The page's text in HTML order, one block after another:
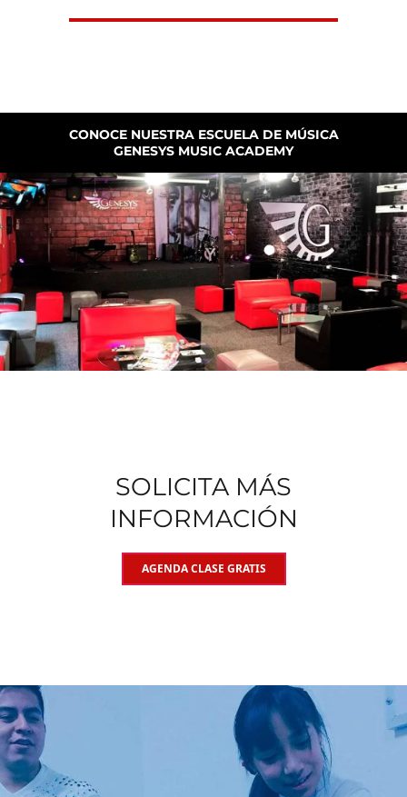
CONOCE NUESTRA ESCUELA DE MÚSICA
GENESYS MUSIC ACADEMY
SOLICITA MÁS
INFORMACIÓN
AGENDA CLASE GRATIS